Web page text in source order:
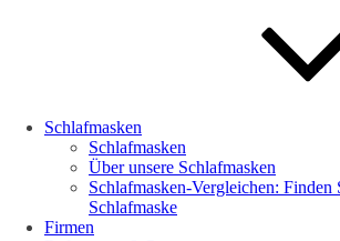
Schlafmasken
Schlafmasken
Über unsere Schlafmasken
Schlafmasken-Vergleichen: Finden
Schlafmaske
Firmen